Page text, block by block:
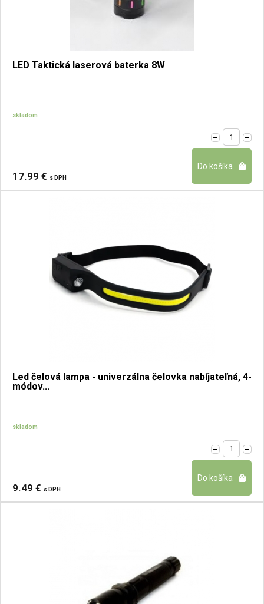
LED Taktická laserová baterka 8W
skladom
17.99 € s DPH
Led čelová lampa - univerzálna čelovka nabíjateľná, 4-
módov...
skladom
9.49 € s DPH